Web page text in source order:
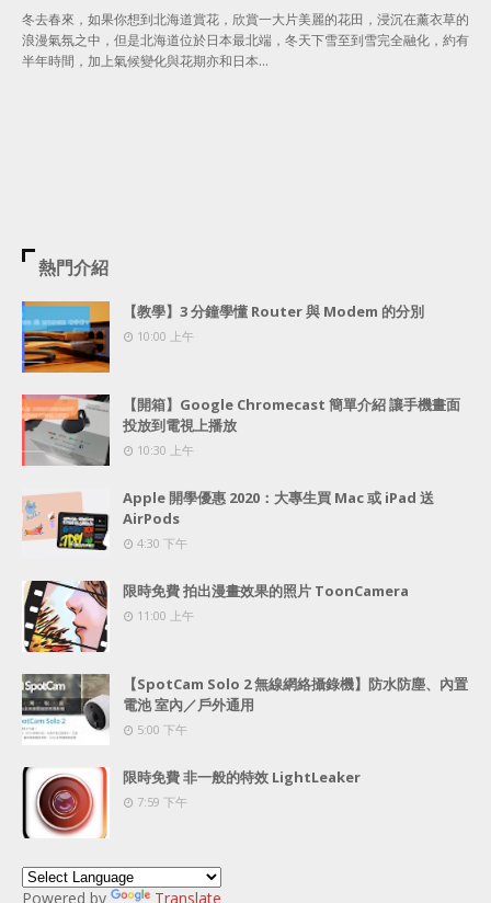
冬去春來，如果你想到北海道賞花，欣賞一大片美麗的花田，浸沉在薰衣草的
浪漫氣氛之中，但是北海道位於日本最北端，冬天下雪至到雪完全融化，約有
半年時間，加上氣候變化與花期亦和日本…
熱門介紹
【教學】3 分鐘學懂 Router 與 Modem 的分別
10:00 上午
【開箱】Google Chromecast 簡單介紹 讓手機畫面
投放到電視上播放
10:30 上午
Apple 開學優惠 2020：大專生買 Mac 或 iPad 送
AirPods
4:30 下午
限時免費 拍出漫畫效果的照片 ToonCamera
11:00 上午
【SpotCam Solo 2 無線網絡攝錄機】防水防塵、內置
電池 室內／戶外通用
5:00 下午
限時免費 非一般的特效 LightLeaker
7:59 下午
Powered by Translate